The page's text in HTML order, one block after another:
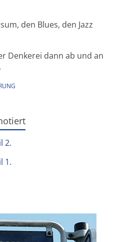
den Blues, den Jazz
Denkerei dann ab und an
2.
1.